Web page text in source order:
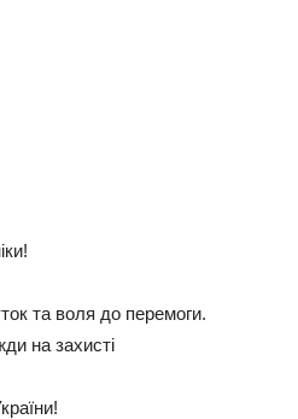
та воля до перемоги.
на захисті